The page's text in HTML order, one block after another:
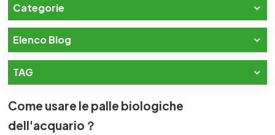
本語
국의
Categorie
Elenco Blog
TAG
Come usare le palle biologiche
dell'acquario？